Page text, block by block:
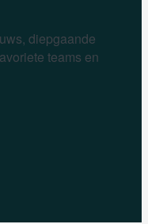
diepgaande
teams en